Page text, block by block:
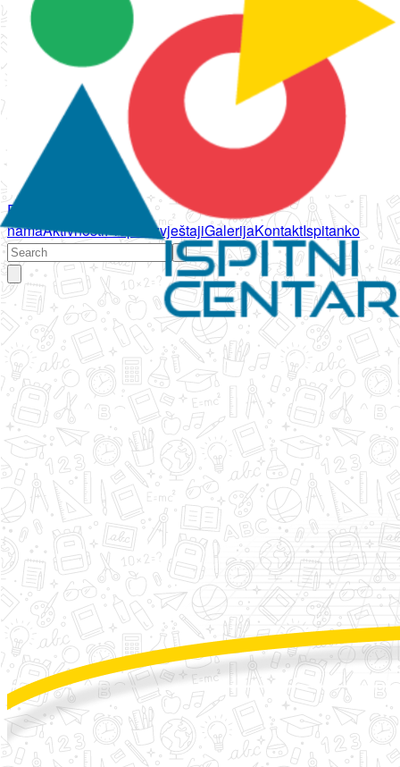
Početna
namaAktivnostiPropisi IzvještajiGalerijaKontaktIspitanko